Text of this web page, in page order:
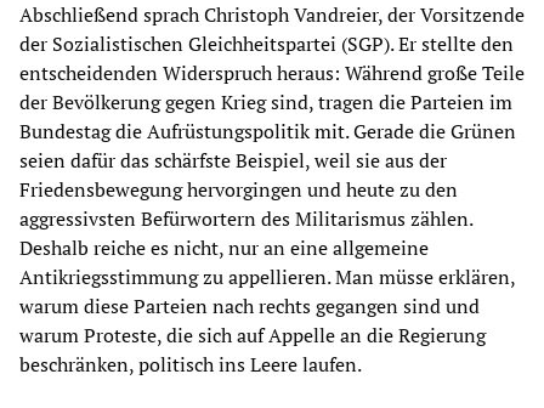
Abschließend sprach Christoph Vandreier, der Vorsitzende
der Sozialistischen Gleichheitspartei (SGP). Er stellte den
entscheidenden Widerspruch heraus: Während große Teile
der Bevölkerung gegen Krieg sind, tragen die Parteien im
Bundestag die Aufrüstungspolitik mit. Gerade die Grünen
seien dafür das schärfste Beispiel, weil sie aus der
Friedensbewegung hervorgingen und heute zu den
aggressivsten Befürwortern des Militarismus zählen.
Deshalb reiche es nicht, nur an eine allgemeine
Antikriegsstimmung zu appellieren. Man müsse erklären,
warum diese Parteien nach rechts gegangen sind und
warum Proteste, die sich auf Appelle an die Regierung
beschränken, politisch ins Leere laufen.